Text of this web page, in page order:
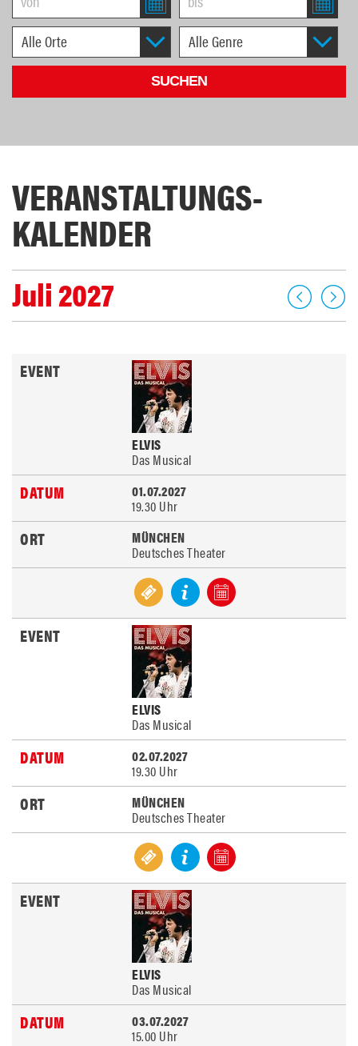
VERANSTALTUNGS­
KALENDER
Juli 2027
ELVIS
Das Musical
01.07.2027
19.30 Uhr
MÜNCHEN
Deutsches Theater
ELVIS
Das Musical
02.07.2027
19.30 Uhr
MÜNCHEN
Deutsches Theater
ELVIS
Das Musical
03.07.2027
15.00 Uhr